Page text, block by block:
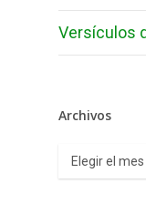
Versículos
Archivos
Archivos